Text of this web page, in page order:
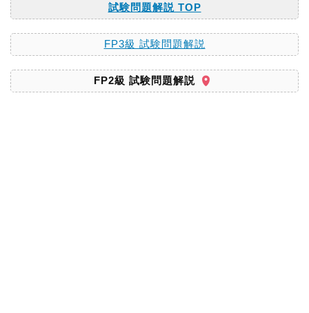
試験問題解説 TOP
FP3級 試験問題解説
FP2級 試験問題解説